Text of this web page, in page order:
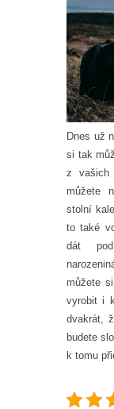
Dnes už
si tak
z vašich
můžete
stolní
to také
dát
můžete
vyrobit i
dvakrát,
budete
k tomu